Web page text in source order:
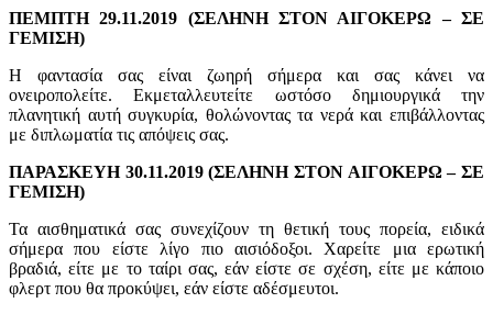
ΠΕΜΠΤΗ 29.11.2019 (ΣΕΛΗΝΗ ΣΤΟΝ ΑΙΓΟΚΕΡΩ – ΣΕ
ΓΕΜΙΣΗ)
Η φαντασία σας είναι ζωηρή σήμερα και σας κάνει να
ονειροπολείτε. Εκμεταλλευτείτε ωστόσο δημιουργικά την
πλανητική αυτή συγκυρία, θολώνοντας τα νερά και επιβάλλοντας
με διπλωματία τις απόψεις σας.
ΠΑΡΑΣΚΕΥΗ 30.11.2019 (ΣΕΛΗΝΗ ΣΤΟΝ ΑΙΓΟΚΕΡΩ – ΣΕ
ΓΕΜΙΣΗ)
Τα αισθηματικά σας συνεχίζουν τη θετική τους πορεία, ειδικά
σήμερα που είστε λίγο πιο αισιόδοξοι. Χαρείτε μια ερωτική
βραδιά, είτε με το ταίρι σας, εάν είστε σε σχέση, είτε με κάποιο
φλερτ που θα προκύψει, εάν είστε αδέσμευτοι.